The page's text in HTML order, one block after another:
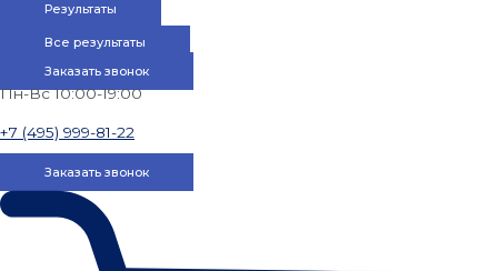
Результаты
Все результаты
Заказать звонок
Пн-Вс 10:00-19:00
+7 (495) 999-81-22
Заказать звонок